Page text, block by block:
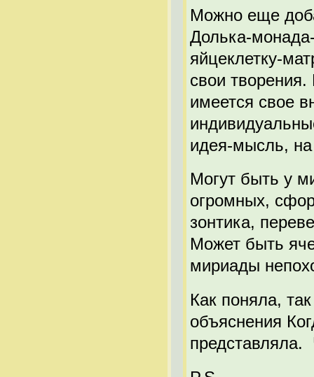
Можно еще
Долька-
яйцеклетку-
свои
имеется свое
идея-мысль, на
Могут быть у
огромных,
зонтика,
Может быть
мириады
Как поняла,
объяснения